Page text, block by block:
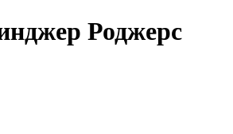
Роджерс